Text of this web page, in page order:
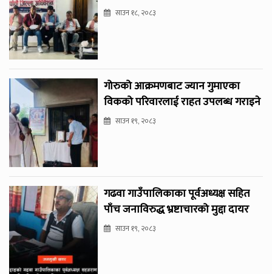
साउन १८, २०८३
गोरुको आक्रमणबाट ज्यान गुमाएका
विकको परिवारलाई राहत उपलब्ध गराइने
साउन १९, २०८३
गढवा गाउँपालिकाका पूर्वअध्यक्ष सहित
पाँच जनाविरुद्ध भ्रष्टाचारको मुद्दा दायर
साउन १९, २०८३